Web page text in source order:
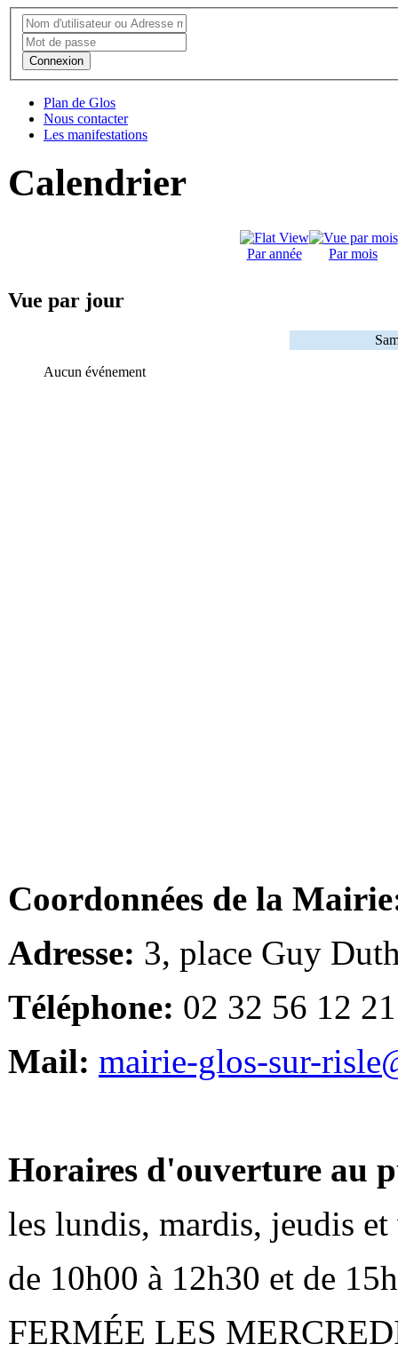
Connexion
Plan de Glos
Nous contacter
Les manifestations
Calendrier
Par année Par mois
Vue par jour
Aucun événement
Coordonnées de la
Adresse: 3, place Guy
Téléphone: 02 32 56 12 21
Mail: mairie-glos-sur-
Horaires d'ouverture au
les lundis, mardis, jeudis et
de 10h00 à 12h30 et de
FERMÉE LES